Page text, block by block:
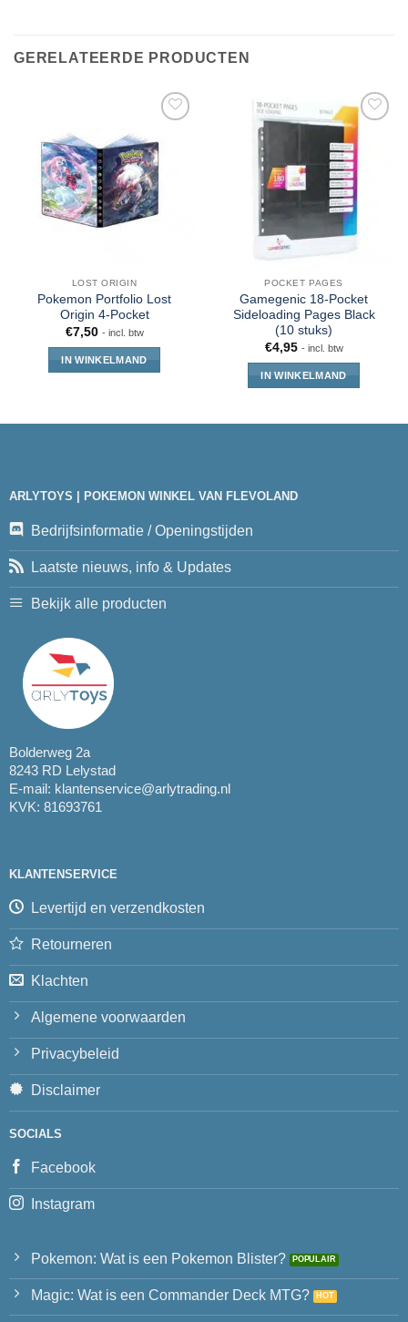
GERELATEERDE PRODUCTEN
LOST ORIGIN
Pokemon Portfolio Lost
Origin 4-Pocket
€7,50 - incl. btw
IN WINKELMAND
POCKET PAGES
Gamegenic 18-Pocket
Sideloading Pages Black
(10 stuks)
€4,95 - incl. btw
IN WINKELMAND
ARLYTOYS | POKEMON WINKEL VAN FLEVOLAND
Bedrijfsinformatie / Openingstijden
Laatste nieuws, info & Updates
Bekijk alle producten
Bolderweg 2a
8243 RD Lelystad
E-mail: klantenservice@arlytrading.nl
KVK: 81693761
KLANTENSERVICE
Levertijd en verzendkosten
Retourneren
Klachten
Algemene voorwaarden
Privacybeleid
Disclaimer
SOCIALS
Facebook
Instagram
Pokemon: Wat is een Pokemon Blister?
Magic: Wat is een Commander Deck MTG?